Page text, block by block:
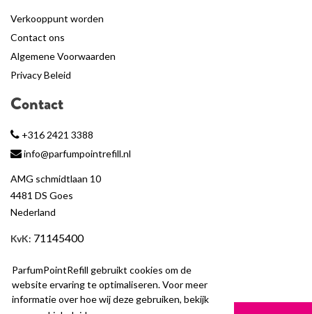
ParfumPointRefill gebruikt cookies om de
website ervaring te optimaliseren. Voor meer
informatie over hoe wij deze gebruiken, bekijk
Verkooppunt worden
Contact ons
Algemene Voorwaarden
Privacy Beleid
Contact
+316 2421 3388
info@parfumpointrefill.nl
AMG schmidtlaan 10
4481 DS Goes
Nederland
KvK: 71145400